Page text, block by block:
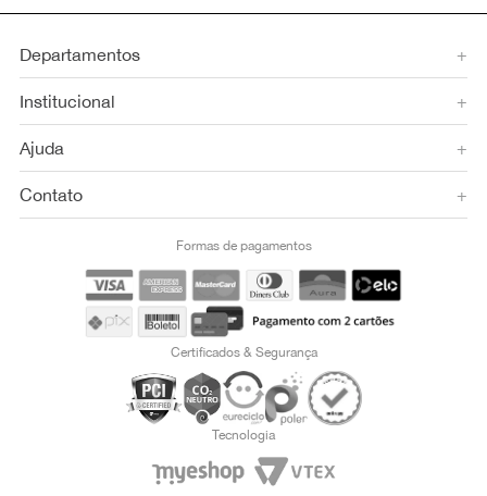
Departamentos +
Institucional +
Ajuda +
Contato +
Formas de pagamentos
Certificados & Segurança
Tecnologia